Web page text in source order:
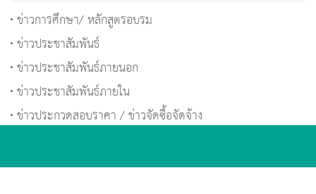
ข่าวการศึกษา/ หลักสูตรอบรม
ข่าวประชาสัมพันธ์
ข่าวประชาสัมพันธ์ภายนอก
ข่าวประชาสัมพันธ์ภายใน
ข่าวประกวดสอบราคา / ข่าวจัดซื้อจัดจ้าง